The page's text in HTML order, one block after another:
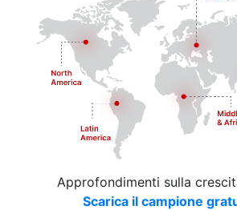
Approfondimenti sulla
Scarica il campione